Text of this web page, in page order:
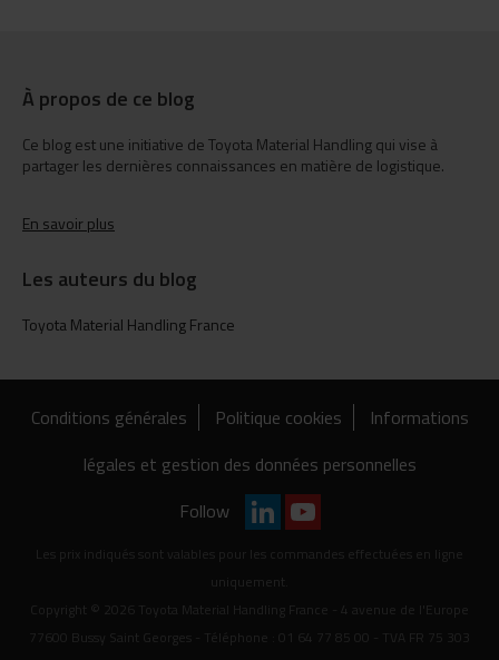
À propos de ce blog
Ce blog est une initiative de Toyota Material Handling qui vise à
partager les dernières connaissances en matière de logistique.
En savoir plus
Les auteurs du blog
Toyota Material Handling France
Conditions générales Politique cookies
Informations
légales et gestion des données personnelles
Follow
Les prix indiqués sont valables pour les commandes effectuées en ligne
uniquement.
Copyright © 2026 Toyota Material Handling France - 4 avenue de l'Europe
77600 Bussy Saint Georges - Téléphone : 01 64 77 85 00 - TVA FR 75 303